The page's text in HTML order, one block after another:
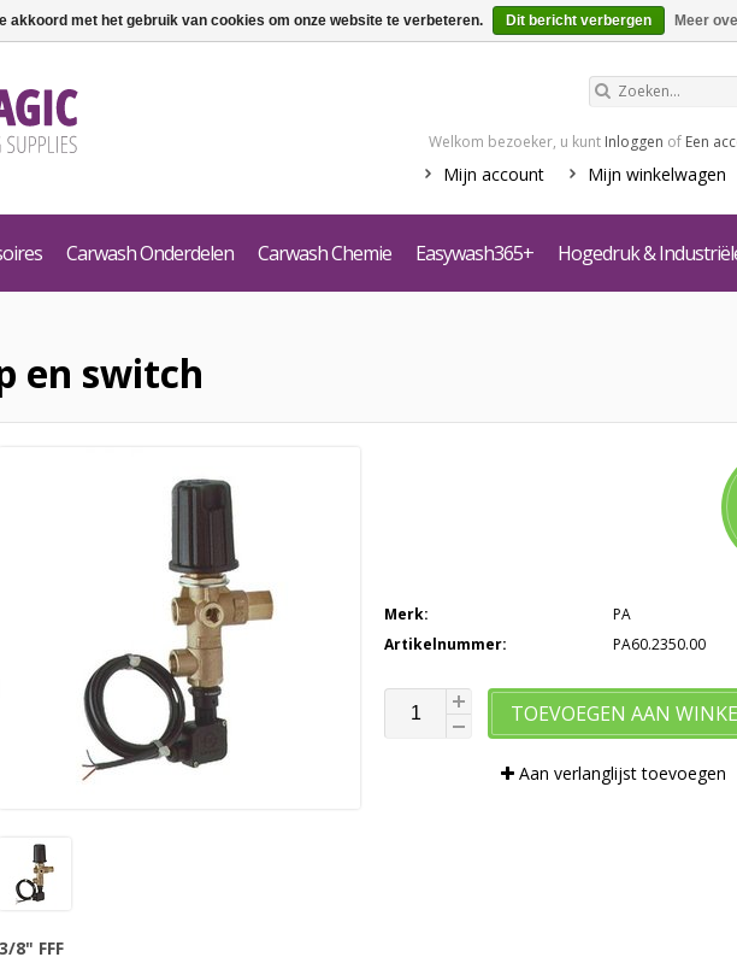
Welkom bezoeker, u kunt Inloggen of Een
Mijn account Mijn winkelwagen
Carwash Onderdelen Carwash Chemie Easywash365+ Hogedruk &
en switch
Merk:
PA
Artikelnummer:
PA60.2350.00
TOEVOEGEN AAN
Aan verlanglijst toevoegen
3/8" FFF
akkoord met het gebruik van cookies om onze website te verbeteren. Dit bericht verbergen Meer